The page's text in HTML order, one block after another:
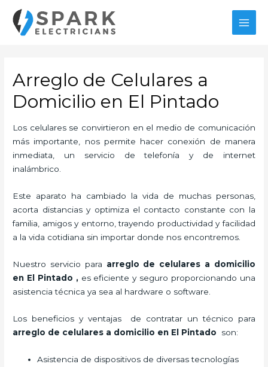
contenido
Arreglo de Celulares a
Domicilio en El Pintado
Los celulares se convirtieron en el medio de comunicación
más importante, nos permite hacer conexión de manera
inmediata, un servicio de telefonía y de internet
inalámbrico.
Este aparato ha cambiado la vida de muchas personas,
acorta distancias y optimiza el contacto constante con la
familia, amigos y entorno, trayendo productividad y facilidad
a la vida cotidiana sin importar donde nos encontremos.
Nuestro servicio para arreglo de celulares a domicilio
en El Pintado ,es eficiente y seguro proporcionando una
asistencia técnica ya sea al hardware o software.
Los beneficios y ventajas de contratar un técnico para
arreglo de celulares a domicilio en El Pintado son:
Asistencia de dispositivos de diversas tecnologías